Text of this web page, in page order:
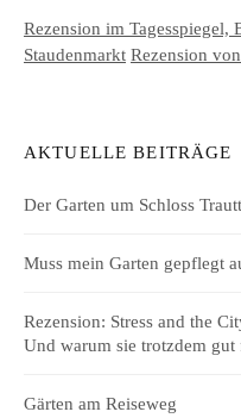
Rezension im Tagesspiegel,
Staudenmarkt Rezension
AKTUELLE BEITRÄGE
Der Garten um Schloss
Muss mein Garten gepflegt
Rezension: Stress and the
Und warum sie trotzdem
Gärten am Reiseweg